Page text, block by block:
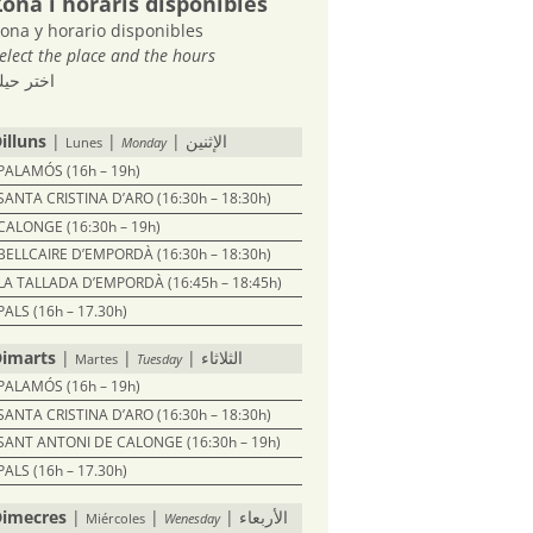
y horario disponibles
the place and the hours
اختر
| Lunes| Monday | الإثنين
(16h – 19h)
CRISTINA D’ARO (16:30h – 18:30h)
(16:30h – 19h)
D’EMPORDÀ (16:30h – 18:30h)
TALLADA D’EMPORDÀ (16:45h – 18:45h)
(16h – 17.30h)
| Martes| Tuesday | الثلاثاء
(16h – 19h)
CRISTINA D’ARO (16:30h – 18:30h)
ANTONI DE CALONGE (16:30h – 19h)
(16h – 17.30h)
| Miércoles| Wenesday | الأربعاء